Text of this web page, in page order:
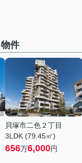
件
貝塚市二色２丁目
3LDK (79.45㎡)
656万6,000円